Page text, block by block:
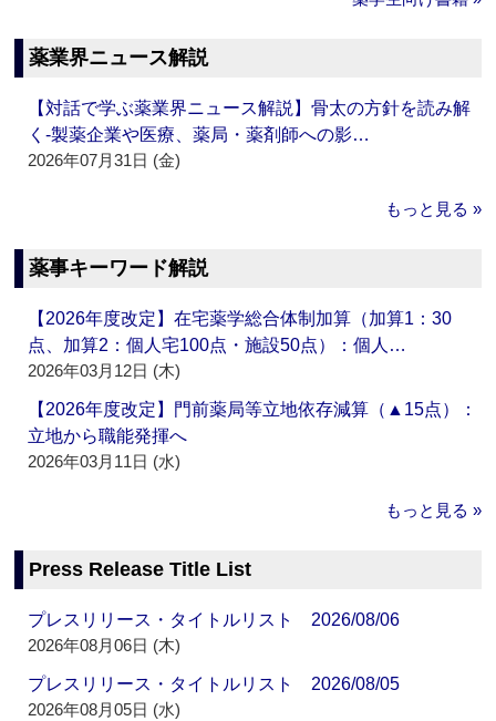
薬業界ニュース解説
【対話で学ぶ薬業界ニュース解説】骨太の方針を読み解
く‐製薬企業や医療、薬局・薬剤師への影…
2026年07月31日 (金)
もっと見る »
薬事キーワード解説
【2026年度改定】在宅薬学総合体制加算（加算1：30
点、加算2：個人宅100点・施設50点）：個人…
2026年03月12日 (木)
【2026年度改定】門前薬局等立地依存減算（▲15点）：
立地から職能発揮へ
2026年03月11日 (水)
もっと見る »
Press Release Title List
プレスリリース・タイトルリスト 2026/08/06
2026年08月06日 (木)
プレスリリース・タイトルリスト 2026/08/05
2026年08月05日 (水)